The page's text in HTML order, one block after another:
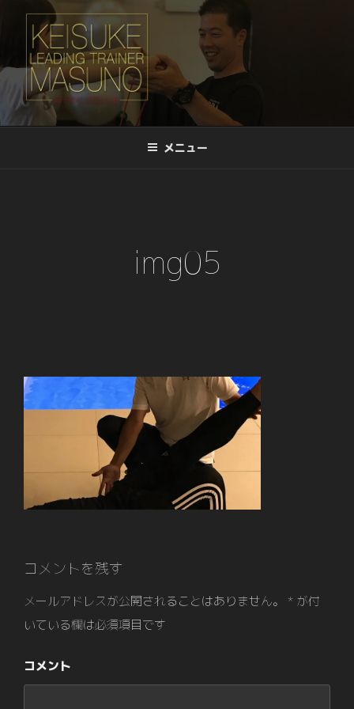
へ
リーディングトレーナー桝野 啓介
LEADING TRAINER KEISUKE-
メニュー
img05
コメントを残す
メールアドレスが公開されることはありません。 * が付
いている欄は必須項目です
コメント